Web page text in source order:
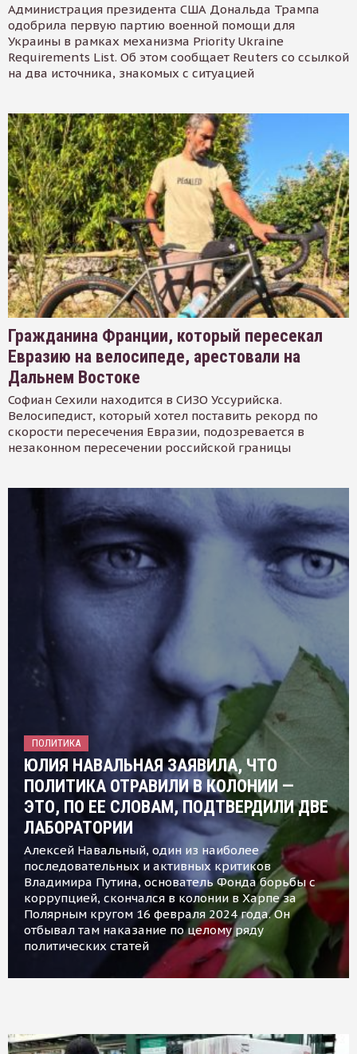
Администрация президента США Дональда Трампа
одобрила первую партию военной помощи для
Украины в рамках механизма Priority Ukraine
Requirements List. Об этом сообщает Reuters со ссылкой
на два источника, знакомых с ситуацией
Гражданина Франции, который пересекал
Евразию на велосипеде, арестовали на
Дальнем Востоке
Софиан Сехили находится в СИЗО Уссурийска.
Велосипедист, который хотел поставить рекорд по
скорости пересечения Евразии, подозревается в
незаконном пересечении российской границы
ПОЛИТИКА
ЮЛИЯ НАВАЛЬНАЯ ЗАЯВИЛА, ЧТО
ПОЛИТИКА ОТРАВИЛИ В КОЛОНИИ —
ЭТО, ПО ЕЕ СЛОВАМ, ПОДТВЕРДИЛИ ДВЕ
ЛАБОРАТОРИИ
Алексей Навальный, один из наиболее
последовательных и активных критиков
Владимира Путина, основатель Фонда борьбы с
коррупцией, скончался в колонии в Харпе за
Полярным кругом 16 февраля 2024 года. Он
отбывал там наказание по целому ряду
политических статей